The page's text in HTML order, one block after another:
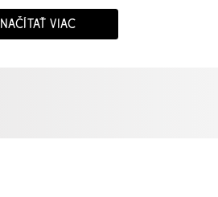
NAČÍTAŤ VIAC